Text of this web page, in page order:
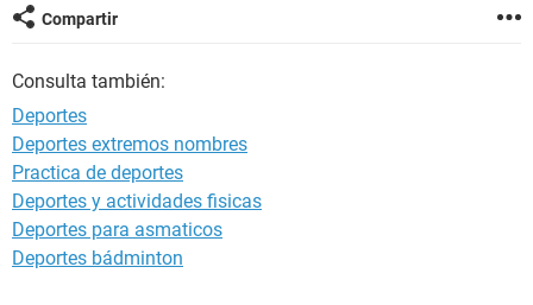
Compartir
Consulta también:
Deportes
Deportes extremos nombres
Practica de deportes
Deportes y actividades fisicas
Deportes para asmaticos
Deportes bádminton